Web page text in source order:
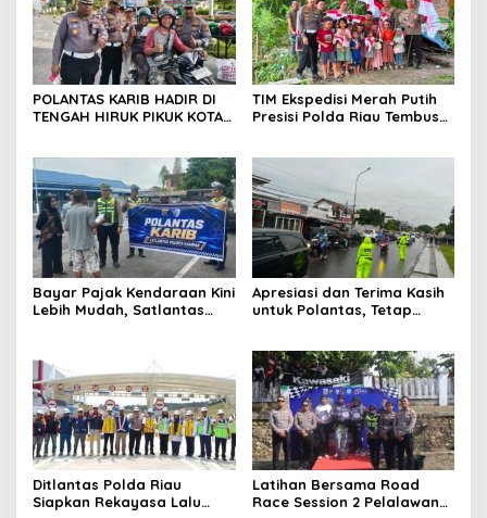
POLANTAS KARIB HADIR DI
TENGAH HIRUK PIKUK KOTA
SEMANGAT KESELAMATAN,
NASIONALISME DAN GREEN
POLICING JELANG HUT KE-81
RI
TIM Ekspedisi Merah Putih
Presisi Polda Riau Tembus
Putih Hadirkan Kepedulian
Nyata untuk Negeri
Bayar Pajak Kendaraan Kini
Lebih Mudah, Satlantas
Program Pemutihan
Apresiasi dan Terima Kasih
untuk Polantas, Tetap
Ditlantas Polda Riau
Siapkan Rekayasa Lalu
Latihan Bersama Road
Race Session 2 Pelalawan